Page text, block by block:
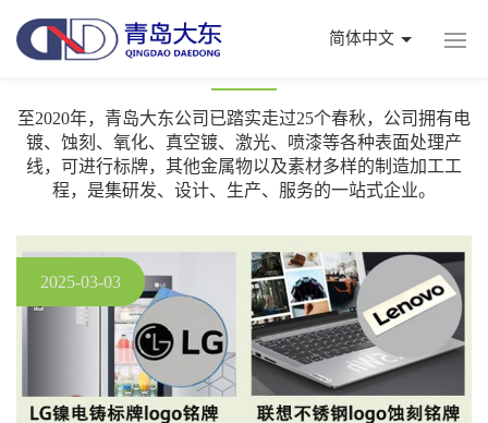
简体中文
公司新闻
至2020年，青岛大东公司已踏实走过25个春秋，公司拥有电
镀、蚀刻、氧化、真空镀、激光、喷漆等各种表面处理产
线，可进行标牌，其他金属物以及素材多样的制造加工工
程，是集研发、设计、生产、服务的一站式企业。
2025-03-03